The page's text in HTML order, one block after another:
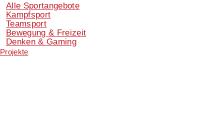
Alle Sportangebote
Kampfsport
Teamsport
Bewegung & Freizeit
Denken & Gaming
Projekte